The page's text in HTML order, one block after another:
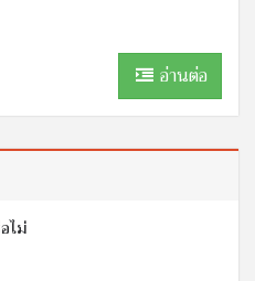
อ่านต่อ
ไม่